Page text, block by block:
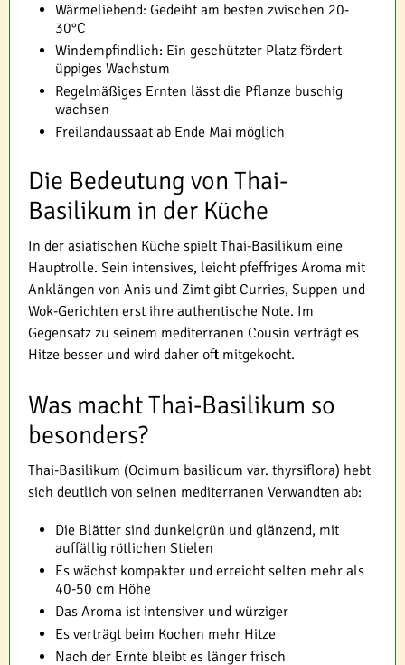
Wärmeliebend: Gedeiht am besten zwischen 20-
30°C
Windempfindlich: Ein geschützter Platz fördert
üppiges Wachstum
Regelmäßiges Ernten lässt die Pflanze buschig
wachsen
Freilandaussaat ab Ende Mai möglich
Die Bedeutung von Thai-
Basilikum in der Küche
In der asiatischen Küche spielt Thai-Basilikum eine
Hauptrolle. Sein intensives, leicht pfeffriges Aroma mit
Anklängen von Anis und Zimt gibt Curries, Suppen und
Wok-Gerichten erst ihre authentische Note. Im
Gegensatz zu seinem mediterranen Cousin verträgt es
Hitze besser und wird daher oft mitgekocht.
Was macht Thai-Basilikum so
besonders?
Thai-Basilikum (Ocimum basilicum var. thyrsiflora) hebt
sich deutlich von seinen mediterranen Verwandten ab:
Die Blätter sind dunkelgrün und glänzend, mit
auffällig rötlichen Stielen
Es wächst kompakter und erreicht selten mehr als
40-50 cm Höhe
Das Aroma ist intensiver und würziger
Es verträgt beim Kochen mehr Hitze
Nach der Ernte bleibt es länger frisch